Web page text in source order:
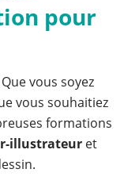
pour
Que vous soyez
vous souhaitiez
formations
illustrateur et